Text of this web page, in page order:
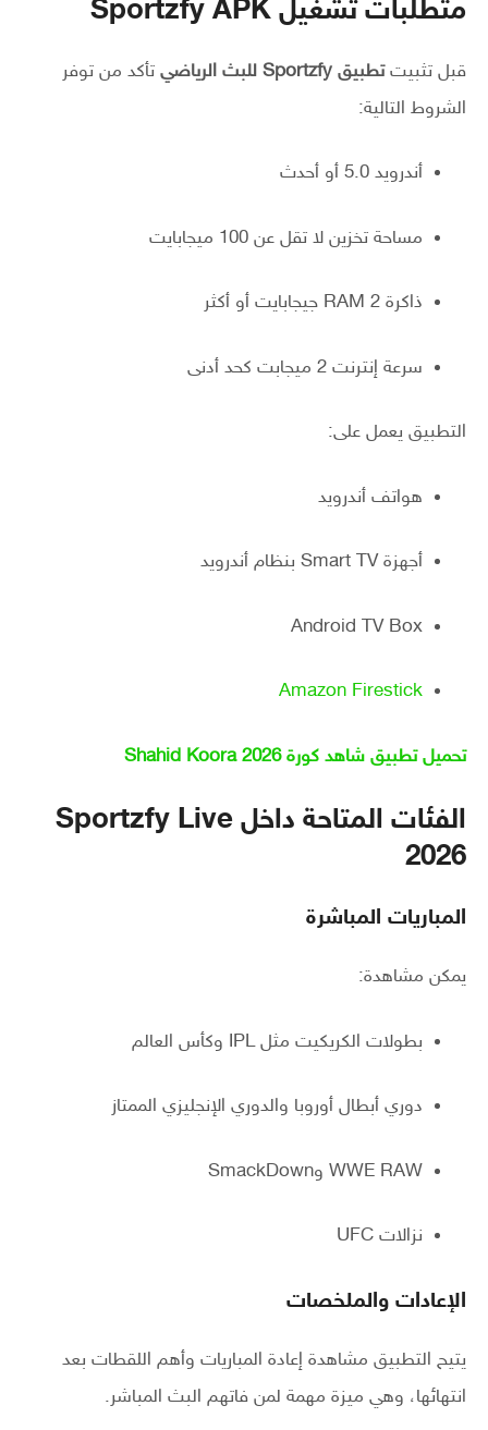
متطلبات تشغيل Sportzfy APK
قبل تثبيتتطبيق Sportzfy للبث الرياضي
تأكد من توفر
الشروط التالية:
أندرويد 5.0 أو أحدث
مساحة تخزين لا تقل عن 100 ميجابايت
ذاكرة RAM 2 جيجابايت أو أكثر
سرعة إنترنت 2 ميجابت كحد أدنى
التطبيق يعمل على:
هواتف أندرويد
أجهزة Smart TV بنظام أندرويد
Android TV Box
Amazon Firestick
تحميل تطبيق شاهد كورة Shahid Koora 2026
الفئات المتاحة داخل Sportzfy Live
2026
المباريات المباشرة
يمكن مشاهدة:
بطولات الكريكيت مثل IPL وكأس العالم
دوري أبطال أوروبا والدوري الإنجليزي الممتاز
WWE RAW وSmackDown
نزالات UFC
الإعادات والملخصات
يتيح التطبيق مشاهدة إعادة المباريات وأهم اللقطات بعد
انتهائها، وهي ميزة مهمة لمن فاتهم البث المباشر.